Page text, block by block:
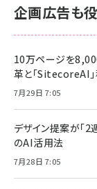
企画広告も
10万ページを
革と「SitecoreAI
7月29日 7:05
デザイン提案が「
のAI活用法
7月28日 7:05